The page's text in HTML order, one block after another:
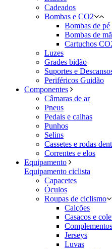
Cadeados
Bombas e CO2
Bombas de pé
Bombas de
Cartuchos
Luzes
Grades bidão
Suportes e
Periféricos Guidão
Componentes
Câmaras de ar
Pneus
Pedais e calhas
Punhos
Selins
Cassetes e rodas
Correntes e elos
Equipamento
Equipamento ciclista
Capacetes
Óculos
Roupas de ciclismo
Calções
Casacos e
Complementos
Jerseys
Luvas